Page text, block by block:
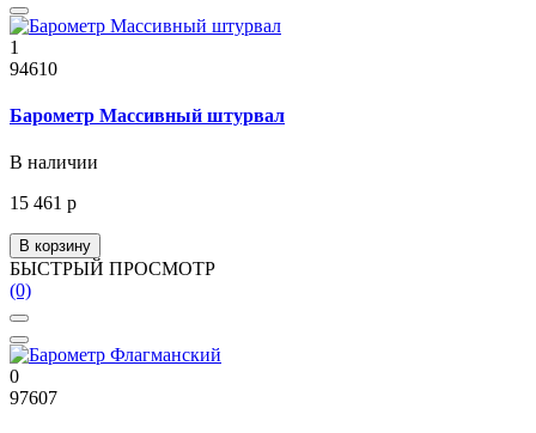
1
94610
Барометр Массивный штурвал
В наличии
15 461 р
В корзину
БЫСТРЫЙ ПРОСМОТР
(0)
0
97607